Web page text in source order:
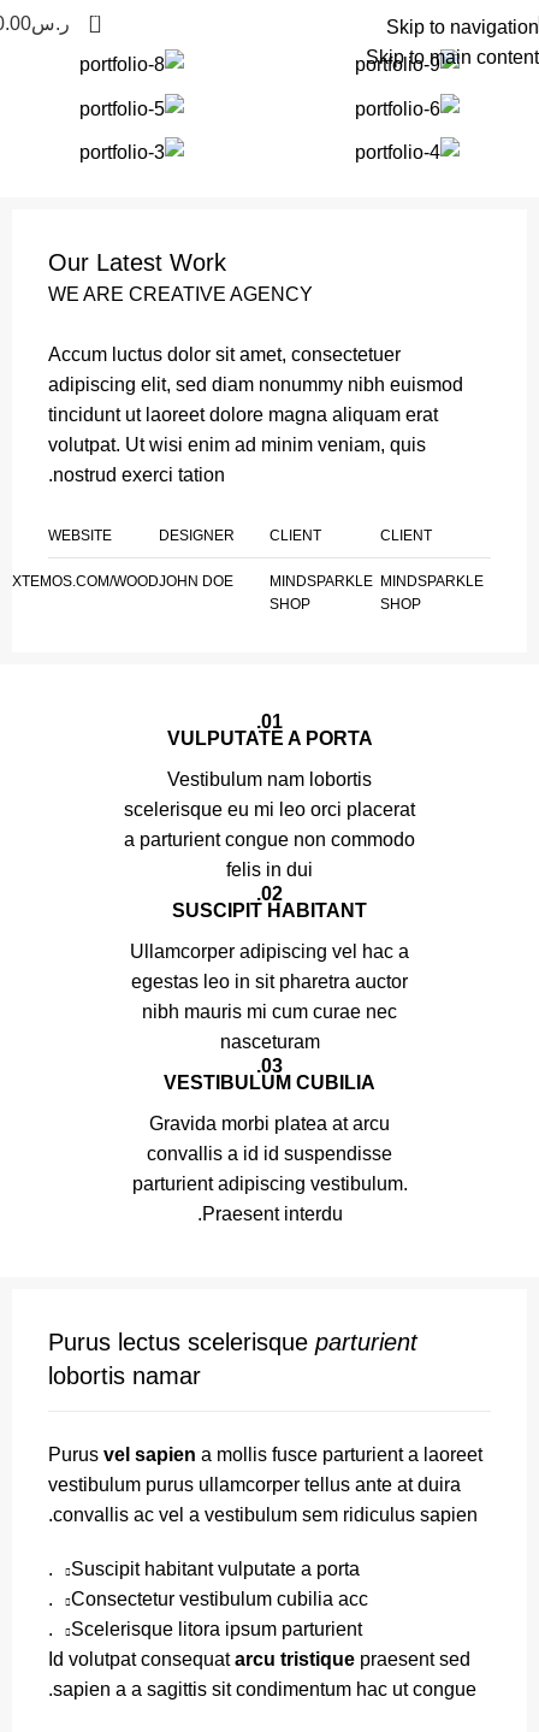
Skip to navigation
Skip to main content
0 ر.س
Our Latest Work
WE ARE CREATIVE AGENCY
Accum luctus dolor sit amet, consectetuer
adipiscing elit, sed diam nonummy nibh euismod
tincidunt ut laoreet dolore magna aliquam erat
volutpat. Ut wisi enim ad minim veniam, quis
nostrud exerci tation.
CLIENT
MINDSPARKLE
SHOP
CLIENT
MINDSPARKLE
SHOP
DESIGNER
JOHN DOE
WEBSITE
XTEMOS.COM/WOOD
01.
VULPUTATE A PORTA
Vestibulum nam lobortis
scelerisque eu mi leo orci placerat
a parturient congue non commodo
felis in dui
02.
SUSCIPIT HABITANT
Ullamcorper adipiscing vel hac a
egestas leo in sit pharetra auctor
nibh mauris mi cum curae nec
nasceturam
03.
VESTIBULUM CUBILIA
Gravida morbi platea at arcu
convallis a id id suspendisse
parturient adipiscing vestibulum.
Praesent interdu.
Purus lectus scelerisque parturient
lobortis namar
Purus vel sapien a mollis fusce parturient a laoreet
vestibulum purus ullamcorper tellus ante at duira
convallis ac vel a vestibulum sem ridiculus sapien.
Suscipit habitant vulputate a porta.
Consectetur vestibulum cubilia acc.
Scelerisque litora ipsum parturient.
Id volutpat consequatarcu tristique praesent sed
sapien a a sagittis sit condimentum hac ut congue.